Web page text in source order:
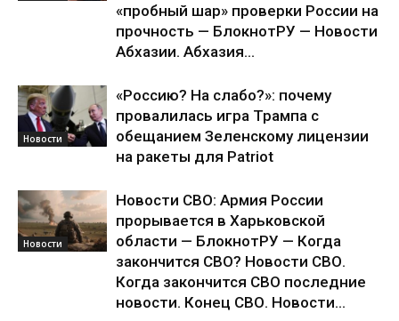
«пробный шар» проверки России на
прочность — БлокнотРУ — Новости
Абхазии. Абхазия...
Новости
«Россию? На слабо?»: почему
провалилась игра Трампа с
обещанием Зеленскому лицензии
на ракеты для Patriot
Новости
Новости СВО: Армия России
прорывается в Харьковской
области — БлокнотРУ — Когда
закончится СВО? Новости СВО.
Когда закончится СВО последние
новости. Конец СВО. Новости...